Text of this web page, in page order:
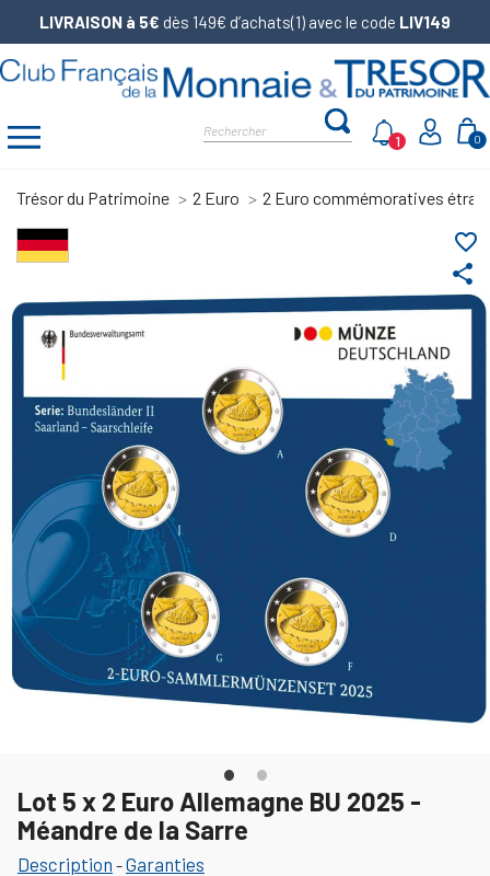
LIVRAISON à 5€ dès 149€ d’achats(1) avec le code LIV149
0
1
Trésor du Patrimoine 2 Euro 2 Euro commémoratives
share
favorite_border
Lot 5 x 2 Euro Allemagne BU 2025 -
Méandre de la Sarre
Description -Garanties